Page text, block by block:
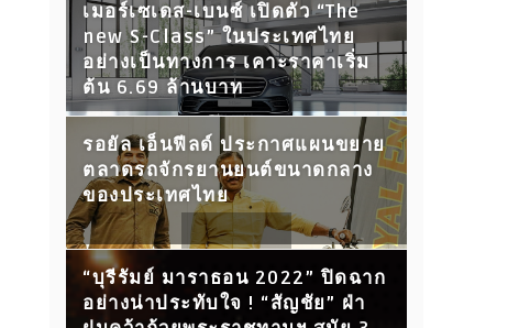
เมอร์เซเดส-เบนซ์ เปิดตัว “The
new S-Class” ในประเทศไทย
อย่างเป็นทางการ เคาะราคาเริ่ม
ต้น 6.69 ล้านบาท
รอยัล เอ็นฟีลด์ ประกาศแผนขยาย
ตลาดรถจักรยานยนต์ขนาดกลาง
ของประเทศไทย
“บุรีรัมย์ มาราธอน 2022” ปิดฉาก
อย่างน่าประทับใจ ! “สัญชัย” ฝ่า